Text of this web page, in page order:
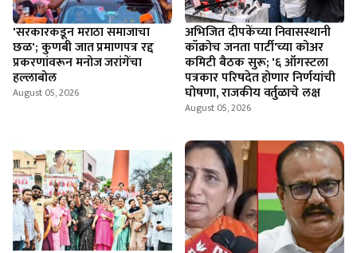
'सरकारकडून मराठा समाजाचा
छळ'; कुणबी जात प्रमाणपत्र रद्द
प्रकरणांवरून मनोज जरांगेंचा
हल्लाबोल
August 05, 2026
अभिजित दीपकेंच्या निवासस्थानी
कॉक्रोच जनता पार्टी'च्या कोअर
कमिटी बैठक सुरू; '६ ऑगस्टला
पत्रकार परिषदेत होणार निर्णयांची
घोषणा, राजकीय वर्तुळाचे लक्ष
August 05, 2026